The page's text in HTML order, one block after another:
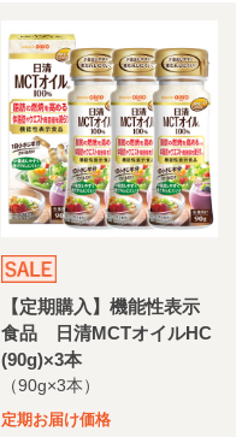
【定期購入】機能性表示
食品 日清MCTオイルHC
(90g)×3本
（90g×3本）
定期お届け価格